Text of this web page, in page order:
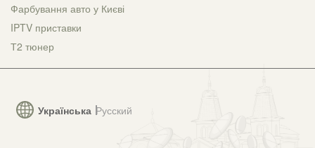
Українська Русский
Фарбування авто у Києві
IPTV приставки
Т2 тюнер